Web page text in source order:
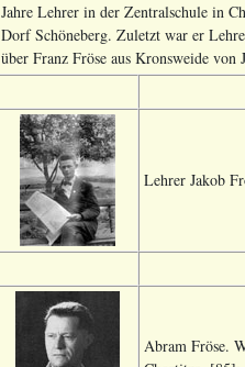
Jahre Lehrer in der Zentralschule in
Dorf Schöneberg. Zuletzt war er
über Franz Fröse aus Kronsweide
Lehrer Jakob
Abram Fröse.